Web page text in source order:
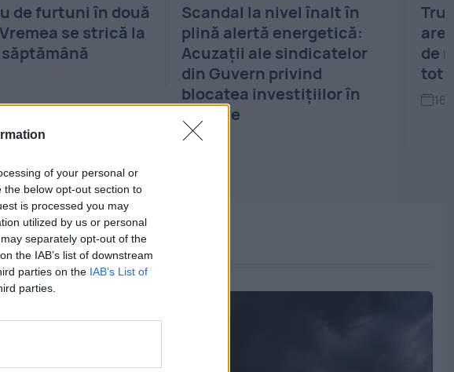
of your personal or
below opt-out section to
is processed you may
utilized by us or personal
separately opt-out of the
the IAB’s list of downstream
parties on the IAB’s List of
parties.
Scandal la nivel înalt în
plină alertă energetică:
Acuzații ale sindicatelor
blocatea investițiilor în
16:32
Trump recunoaște că
are probleme cu
de muniții. Ce arme sunt
tot mai greu de înlocuit
16:24